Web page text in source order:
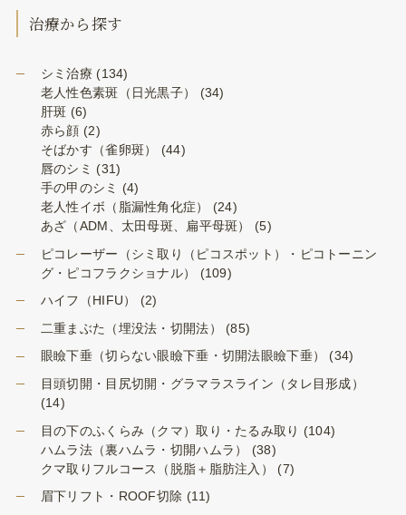
治療から探す
シミ治療 (134)
老人性色素斑（日光黒子）
(34)
肝斑 (6)
赤ら顔 (2)
そばかす（雀卵斑）
(44)
唇のシミ (31)
手の甲のシミ
(4)
老人性イボ（脂漏性角化症）
(24)
あざ（ADM、太田母斑、扁平母斑）
(5)
ピコレーザー（シミ取り（ピコスポット）・ピコトーニン
グ・ピコフラクショナル）
(109)
ハイフ（HIFU）
(2)
二重まぶた（埋没法・切開法）
(85)
眼瞼下垂（切らない眼瞼下垂・切開法眼瞼下垂）
(34)
目頭切開・目尻切開・グラマラスライン（タレ目形成）
(14)
目の下のふくらみ（クマ）取り・たるみ取り (104)
ハムラ法（裏ハムラ・切開ハムラ）
(38)
クマ取りフルコース（脱脂＋脂肪注入）
(7)
眉下リフト・ROOF切除 (11)